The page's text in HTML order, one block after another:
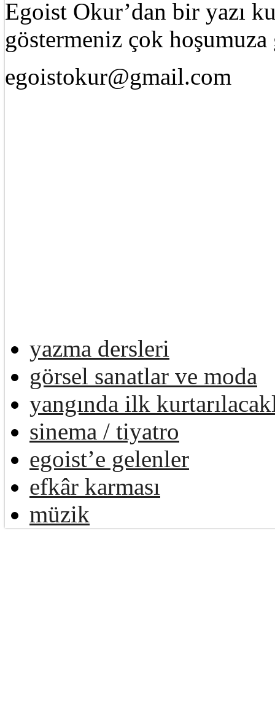
Egoist Okur’dan bir yazı
göstermeniz çok
egoistokur@gmail.com
yazma dersleri
görsel sanatlar ve moda
yangında ilk
sinema / tiyatro
egoist’e gelenler
efkâr karması
müzik